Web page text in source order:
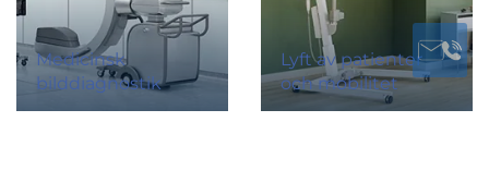
Medicinsk
bilddiagnostik
Lyft av patienter
och mobilitet